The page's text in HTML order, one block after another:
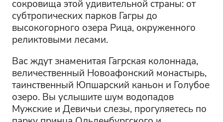
сокровища этой удивительной страны: от
субтропических парков Гагры до
высокогорного озера Рица, окруженного
реликтовыми лесами.
Вас ждут знаменитая Гагрская колоннада,
величественный Новоафонский монастырь,
таинственный Юпшарский каньон и Голубое
озеро. Вы услышите шум водопадов
Мужские и Девичьи слезы, прогуляетесь по